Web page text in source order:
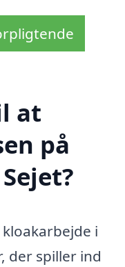
at
på
i
der spiller ind